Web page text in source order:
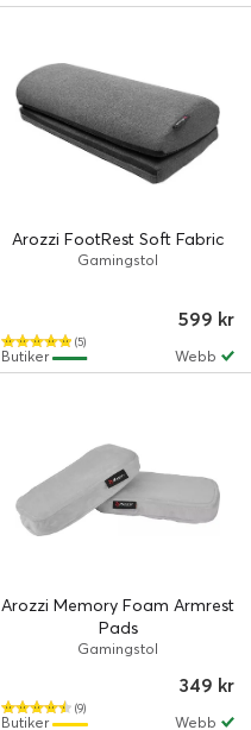
Arozzi FootRest Soft Fabric
Gamingstol
(5)
599 kr
Webb
Butiker
Arozzi Memory Foam Armrest
Pads
Gamingstol
(9)
349 kr
Webb
Butiker